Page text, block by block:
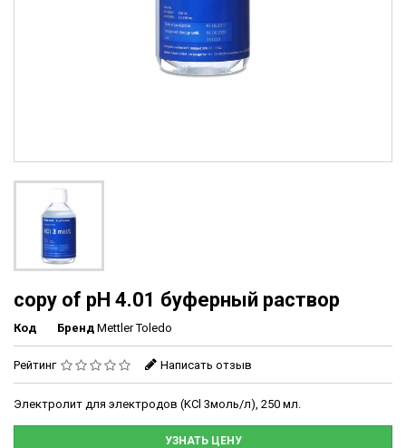
copy of рН 4.01 буферный раствор
Код Бренд Mettler Toledo
Рейтинг Написать отзыв
Электролит для электродов (KCl 3моль/л), 250 мл.
УЗНАТЬ ЦЕНУ